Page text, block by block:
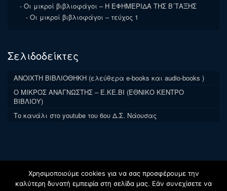
Οι μικροί βιβλιοφάγοι – Η ΕΦΗΜΕΡΙΔΑ ΤΗΣ Β΄ΤΑΞΗΣ
Οι μικροί βιβλιοφάγοι – τεύχος 1
Σελιδοδείκτες
ΑΝΟΙΧΤΗ ΒΙΒΛΙΟΘΗΚΗ (ελεύθερα e-books και audio-books )
Ο ΜΙΚΡΟΣ ΑΝΑΓΝΩΣΤΗΣ – Ε.ΚΕ.ΒΙ (ΕΘΝΙΚΟ ΚΕΝΤΡΟ
ΒΙΒΛΙΟΥ)
Το κανάλι στο youtube του 6ου Δ.Σ. Νάουσας
Χρησιμοποιούμε cookies για να σας προσφέρουμε την
καλύτερη δυνατή εμπειρία στη σελίδα μας. Εάν συνεχίσετε να